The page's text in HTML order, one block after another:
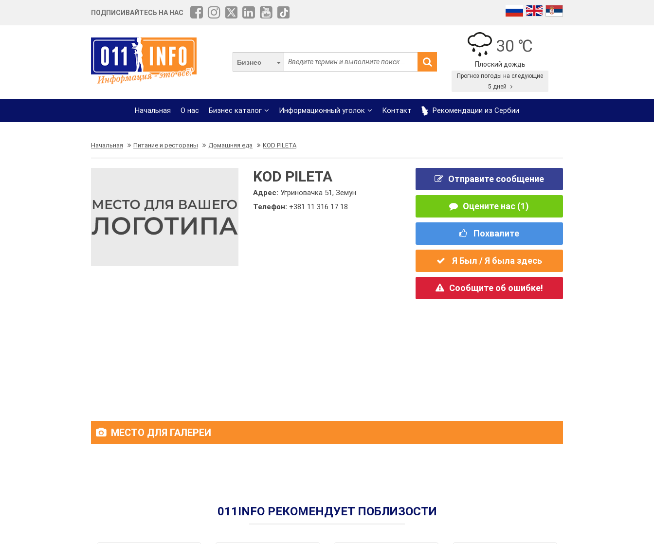
ПОДПИСИВАЙТЕСЬ НА НАС
Бизнес
30 ℃
Плоский дождь
Прогноз погоды на следующие
5 дней
Начальная О нас Бизнес каталог Информационный уголок Контакт Рекомендации из Сербии
Начальная Питание и рестораны Домашняя еда KOD PILETA
KOD PILETA
Адрес:Угриновачка 51, Земун
Телефон: +381 11 316 17 18
Отправите сообщение
Оцените нас (1)
Похвалите
Я Был / Я была здесь
Сообщите об ошибке!
МЕСТО ДЛЯ ГАЛЕРЕИ
011INFO РЕКОМЕНДУЕТ ПОБЛИЗОСТИ